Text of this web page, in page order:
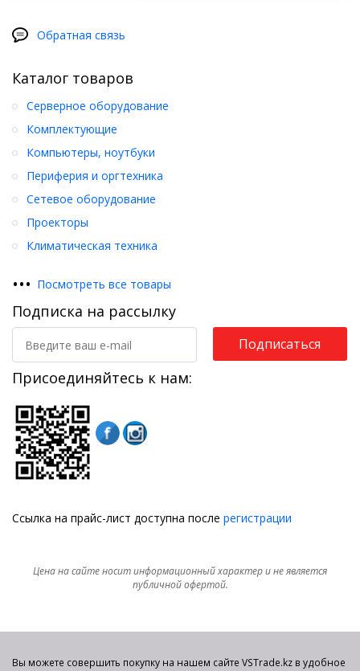
Обратная связь
Каталог товаров
Серверное оборудование
Комплектующие
Компьютеры, ноутбуки
Периферия и оргтехника
Сетевое оборудование
Проекторы
Климатическая техника
••• Посмотреть все товары
Подписка на рассылку
Подписаться
Присоединяйтесь к нам:
Ссылка на прайс-лист доступна после регистрации
Цена на сайте носит информационный характер и не является
публичной офертой.
Вы можете совершить покупку на нашем сайте VSTrade.kz в удобное